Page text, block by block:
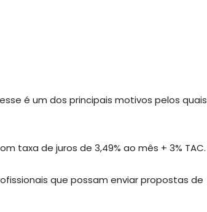
é um dos principais motivos pelos quais
taxa de juros de 3,49% ao mês + 3% TAC.
que possam enviar propostas de